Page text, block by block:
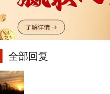
全部回复